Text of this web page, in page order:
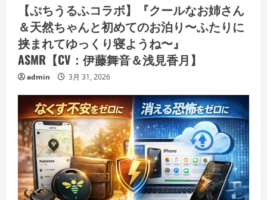
【ぷちうるふコラボ】『クールなお姉さん
＆天然ちゃんと初めてのお泊り〜ふたりに
挟まれてゆっくり寝ようね〜』
ASMR【CV：伊藤舞音＆浅見香月】
admin 3月 31, 2026